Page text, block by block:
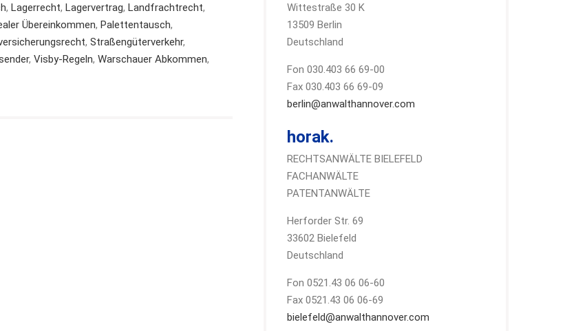
, Lagerrecht, Lagervertrag, Landfrachtrecht,
Übereinkommen, Palettentausch,
, Straßengüterverkehr,
, Visby-Regeln, Warschauer Abkommen,
Wittestraße 30 K
13509 Berlin
Deutschland
Fon 030.403 66 69-00
Fax 030.403 66 69-09
berlin@anwalthannover.com
horak.
RECHTSANWÄLTE BIELEFELD
FACHANWÄLTE
PATENTANWÄLTE
Herforder Str. 69
33602 Bielefeld
Deutschland
Fon 0521.43 06 06-60
Fax 0521.43 06 06-69
bielefeld@anwalthannover.com